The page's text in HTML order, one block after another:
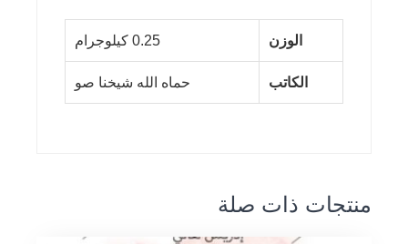
الوزن 0.25 كيلوجرام
الكاتب حماه الله شيخنا صو
منتجات ذات صلة